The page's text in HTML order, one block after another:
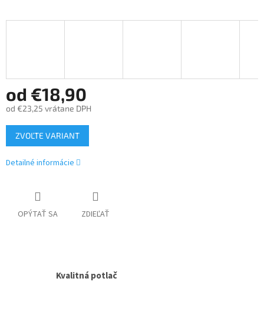
od €18,90
od €23,25 vrátane DPH
Jednotková
cena:
ZVOĽTE VARIANT
Detailné informácie
OPÝTAŤ SA ZDIEĽAŤ
Kvalitná potlač